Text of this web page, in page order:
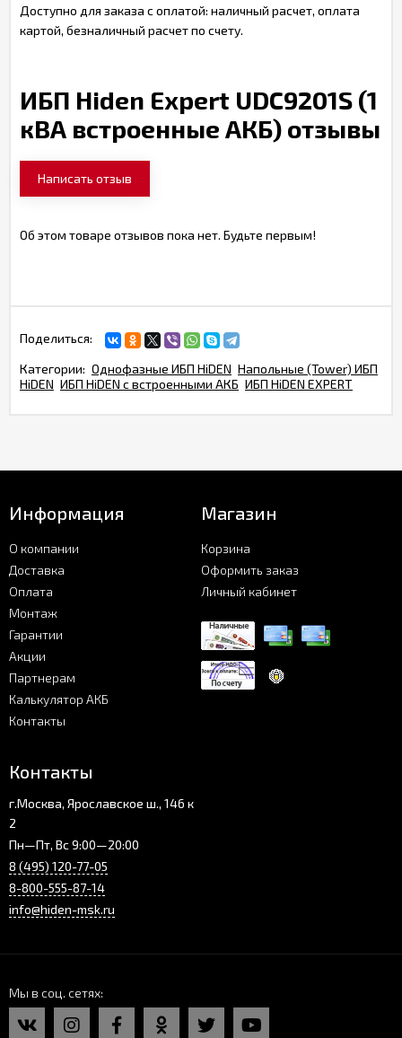
Доступно для заказа с оплатой: наличный расчет, оплата
картой, безналичный расчет по счету.
ИБП Hiden Expert UDC9201S (1
кВА встроенные АКБ) отзывы
Написать отзыв
Об этом товаре отзывов пока нет. Будьте первым!
Поделиться:
Категории: Однофазные ИБП HiDEN Напольные (Tower) ИБП
HiDEN ИБП HiDEN с встроенными АКБ ИБП HiDEN EXPERT
Информация
О компании
Доставка
Оплата
Монтаж
Гарантии
Акции
Партнерам
Калькулятор АКБ
Контакты
Магазин
Корзина
Оформить заказ
Личный кабинет
Контакты
г.Москва, Ярославское ш., 146 к
2
Пн—Пт, Вс 9:00—20:00
8 (495) 120-77-05
8-800-555-87-14
info@hiden-msk.ru
Мы в соц. сетях